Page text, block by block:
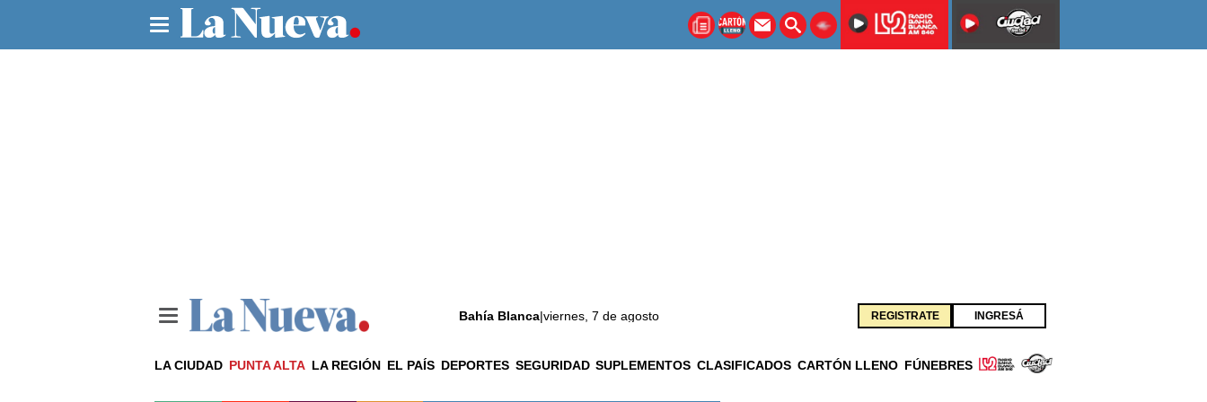
Bahía Blanca|viernes, 7 de agosto REGISTRATE INGRESÁ
LA CIUDAD PUNTA ALTA LA REGIÓN EL PAÍS DEPORTES SEGURIDAD SUPLEMENTOS CLASIFICADOS CARTÓN LLENO FÚNEBRES